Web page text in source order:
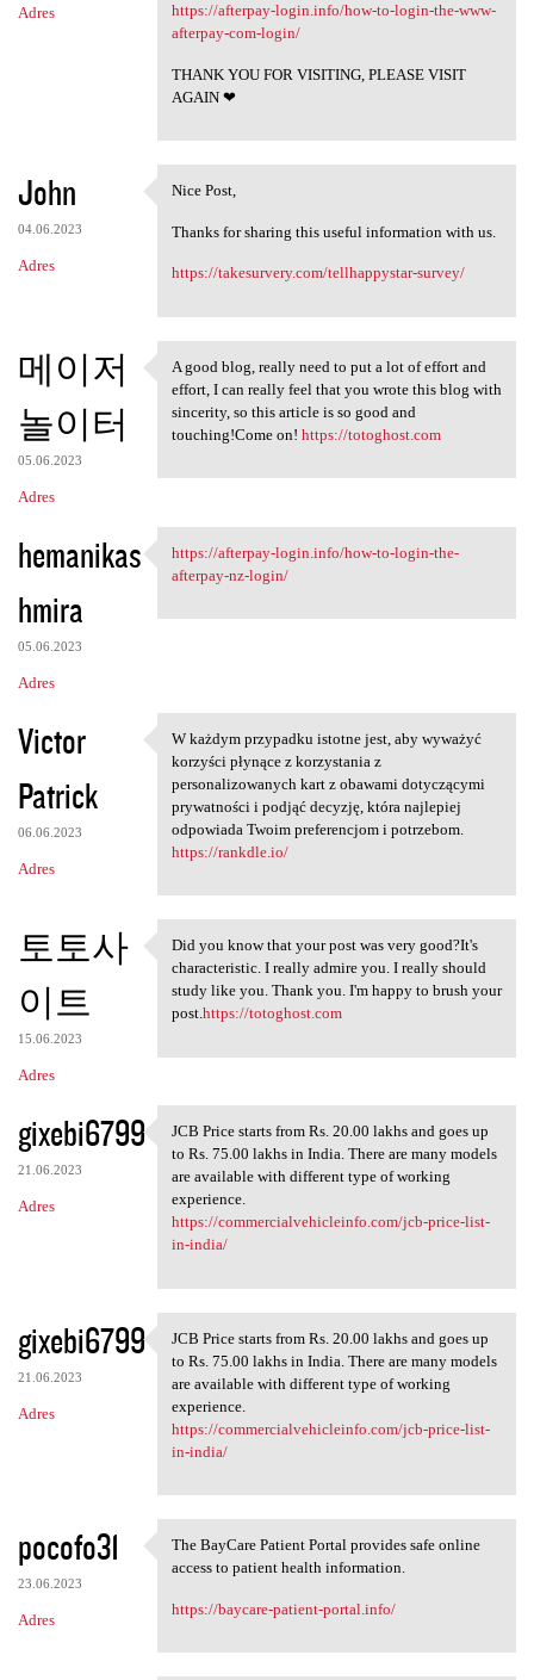
Adres
https://afterpay-login.info/how-to-login-the-www-
afterpay-com-login/
THANK YOU FOR VISITING, PLEASE VISIT
AGAIN ❤
John
04.06.2023
Adres
Nice Post,
Nice Post,
Thanks for sharing this useful information with us.
https://takesurvery.com/tellhappystar-survey/
메이저
놀이터
05.06.2023
Adres
A good blog, really need to
A good blog, really need to put a lot of effort and
effort, I can really feel that you wrote this blog with
sincerity, so this article is so good and
touching!Come on! https://totoghost.com
hemanikas
hmira
05.06.2023
Adres
https://afterpay-login.info
https://afterpay-login.info/how-to-login-the-
afterpay-nz-login/
Victor
Patrick
06.06.2023
Adres
W każdym przypadku istotne
W każdym przypadku istotne jest, aby wyważyć
korzyści płynące z korzystania z
personalizowanych kart z obawami dotyczącymi
prywatności i podjąć decyzję, która najlepiej
odpowiada Twoim preferencjom i potrzebom.
https://rankdle.io/
토토사
이트
15.06.2023
Adres
Did you know that your post
Did you know that your post was very good?It's
characteristic. I really admire you. I really should
study like you. Thank you. I'm happy to brush your
post.https://totoghost.com
gixebi6799
21.06.2023
Adres
JCB Price starts from Rs. 20
JCB Price starts from Rs. 20.00 lakhs and goes up
to Rs. 75.00 lakhs in India. There are many models
are available with different type of working
experience.
https://commercialvehicleinfo.com/jcb-price-list-
in-india/
gixebi6799
21.06.2023
Adres
JCB Price starts from Rs. 20
JCB Price starts from Rs. 20.00 lakhs and goes up
to Rs. 75.00 lakhs in India. There are many models
are available with different type of working
experience.
https://commercialvehicleinfo.com/jcb-price-list-
in-india/
pocofo31
23.06.2023
Adres
The BayCare Patient Portal
The BayCare Patient Portal provides safe online
access to patient health information.
https://baycare-patient-portal.info/